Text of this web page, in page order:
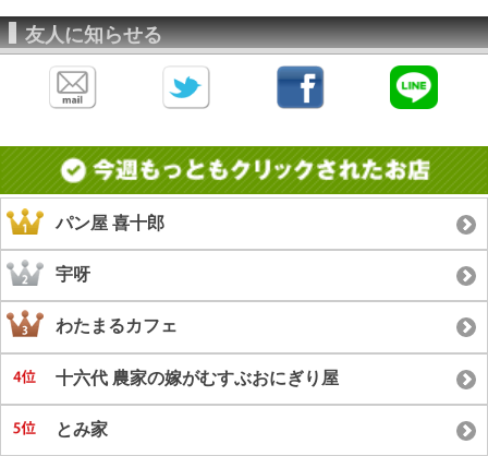
友人に知らせる
パン屋 喜十郎
宇呀
わたまるカフェ
十六代 農家の嫁がむすぶおにぎり屋
とみ家